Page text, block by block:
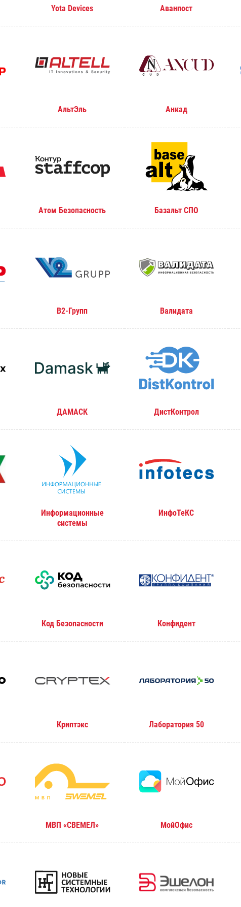
Yota Devices Аванпост
АльтЭль Анкад
Атом Безопасность Базальт СПО
В2-Групп Валидата
ДАМАСК ДистКонтрол
Информационные
системы
ИнфоТеКС
Код Безопасности Конфидент
Криптэкс Лаборатория 50
МВП «СВЕМЕЛ» МойОфис